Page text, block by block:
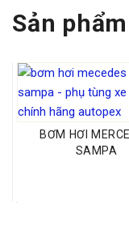
Youtube: Phụ Tùng
Phụ tùng
Sản
BƠM HƠI
SAMPA